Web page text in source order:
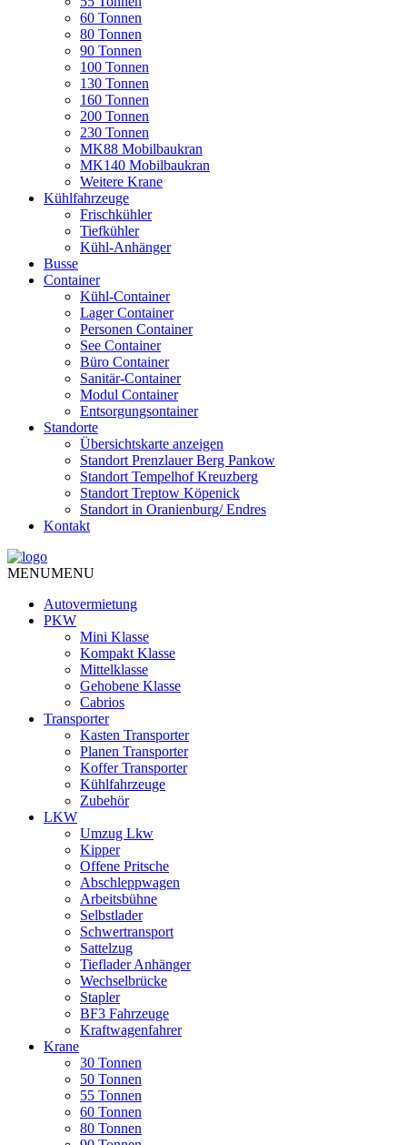
60 Tonnen
80 Tonnen
90 Tonnen
100 Tonnen
130 Tonnen
160 Tonnen
200 Tonnen
230 Tonnen
MK88 Mobilbaukran
MK140 Mobilbaukran
Weitere Krane
Kühlfahrzeuge
Frischkühler
Tiefkühler
Kühl-Anhänger
Busse
Container
Kühl-Container
Lager Container
Personen Container
See Container
Büro Container
Sanitär-Container
Modul Container
Entsorgungsontainer
Standorte
Übersichtskarte anzeigen
Standort Prenzlauer Berg Pankow
Standort Tempelhof Kreuzberg
Standort Treptow Köpenick
Standort in Oranienburg/ Endres
Kontakt
MENUMENU
Autovermietung
PKW
Mini Klasse
Kompakt Klasse
Mittelklasse
Gehobene Klasse
Cabrios
Transporter
Kasten Transporter
Planen Transporter
Koffer Transporter
Kühlfahrzeuge
Zubehör
LKW
Umzug Lkw
Kipper
Offene Pritsche
Abschleppwagen
Arbeitsbühne
Selbstlader
Schwertransport
Sattelzug
Tieflader Anhänger
Wechselbrücke
Stapler
BF3 Fahrzeuge
Kraftwagenfahrer
Krane
30 Tonnen
50 Tonnen
55 Tonnen
60 Tonnen
80 Tonnen